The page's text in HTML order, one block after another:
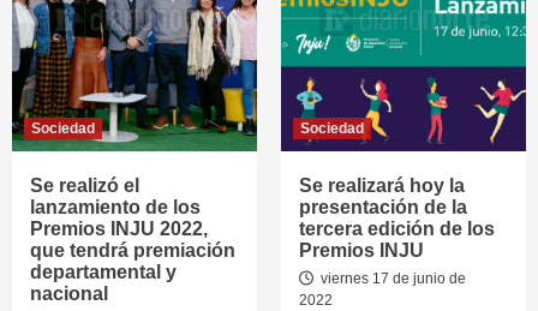
Sociedad
Se realizó el
lanzamiento de los
Premios INJU 2022,
que tendrá premiación
departamental y
nacional
Sociedad
Se realizará hoy la
presentación de la
tercera edición de los
Premios INJU
viernes 17 de junio de
2022